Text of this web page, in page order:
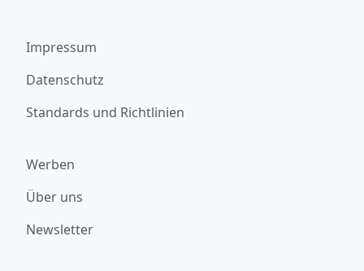
Impressum
Datenschutz
Standards und Richtlinien
Werben
Über uns
Newsletter